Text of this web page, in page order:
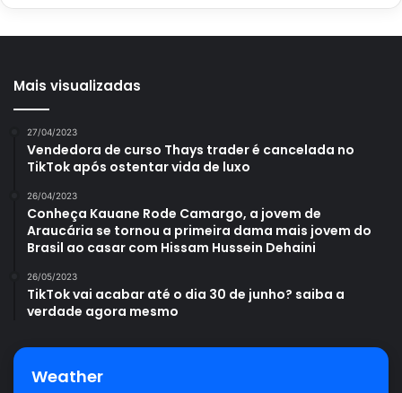
Mais visualizadas
27/04/2023
Vendedora de curso Thays trader é cancelada no
TikTok após ostentar vida de luxo
26/04/2023
Conheça Kauane Rode Camargo, a jovem de
Araucária se tornou a primeira dama mais jovem do
Brasil ao casar com Hissam Hussein Dehaini
26/05/2023
TikTok vai acabar até o dia 30 de junho? saiba a
verdade agora mesmo
Weather